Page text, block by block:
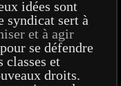
idées sont
syndicat sert à
et à agir
pour se défendre
classes et
droits.